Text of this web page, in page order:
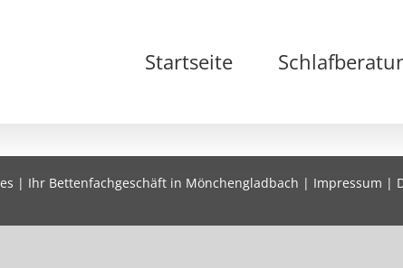
Startseite
| Ihr Bettenfachgeschäft in Mönchengladbach | Impressum |